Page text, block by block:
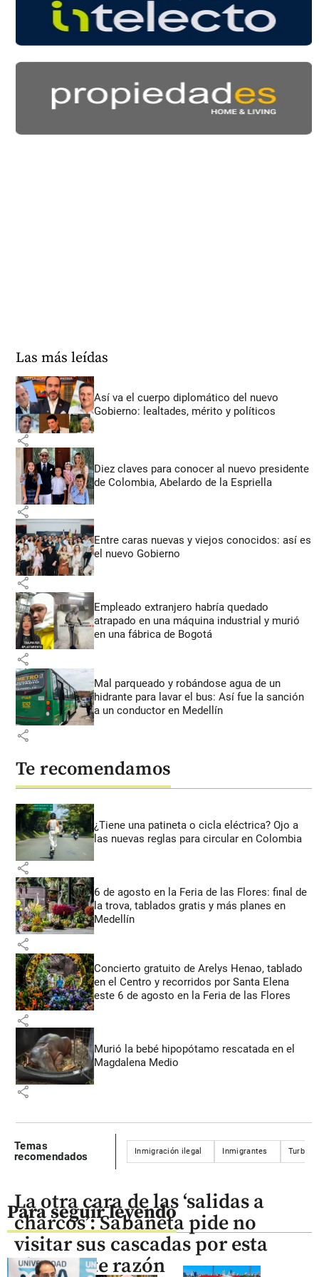
Las más leídas
Así va el cuerpo diplomático del nuevo
Gobierno: lealtades, mérito y políticos
share
Diez claves para conocer al nuevo presidente
de Colombia, Abelardo de la Espriella
share
Entre caras nuevas y viejos conocidos: así es
el nuevo Gobierno
share
Empleado extranjero habría quedado
atrapado en una máquina industrial y murió
en una fábrica de Bogotá
share
Mal parqueado y robándose agua de un
hidrante para lavar el bus: Así fue la sanción
a un conductor en Medellín
share
Te recomendamos
¿Tiene una patineta o cicla eléctrica? Ojo a
las nuevas reglas para circular en Colombia
share
6 de agosto en la Feria de las Flores: final de
la trova, tablados gratis y más planes en
Medellín
share
Concierto gratuito de Arelys Henao, tablado
en el Centro y recorridos por Santa Elena
este 6 de agosto en la Feria de las Flores
share
Murió la bebé hipopótamo rescatada en el
Magdalena Medio
share
Temas
recomendados
Inmigración ilegal Inmigrantes Turbo
Para seguir leyendo
La otra cara de las ‘salidas a
charcos’: Sabaneta pide no
visitar sus cascadas por esta
alarmante razón